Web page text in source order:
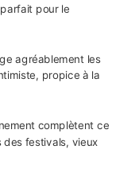
parfait pour le
agréablement les
propice à la
complètent ce
festivals, vieux